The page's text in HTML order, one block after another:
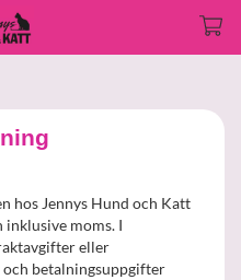
hos Jennys Hund och Katt
inklusive moms. I
eller
betalningsuppgifter